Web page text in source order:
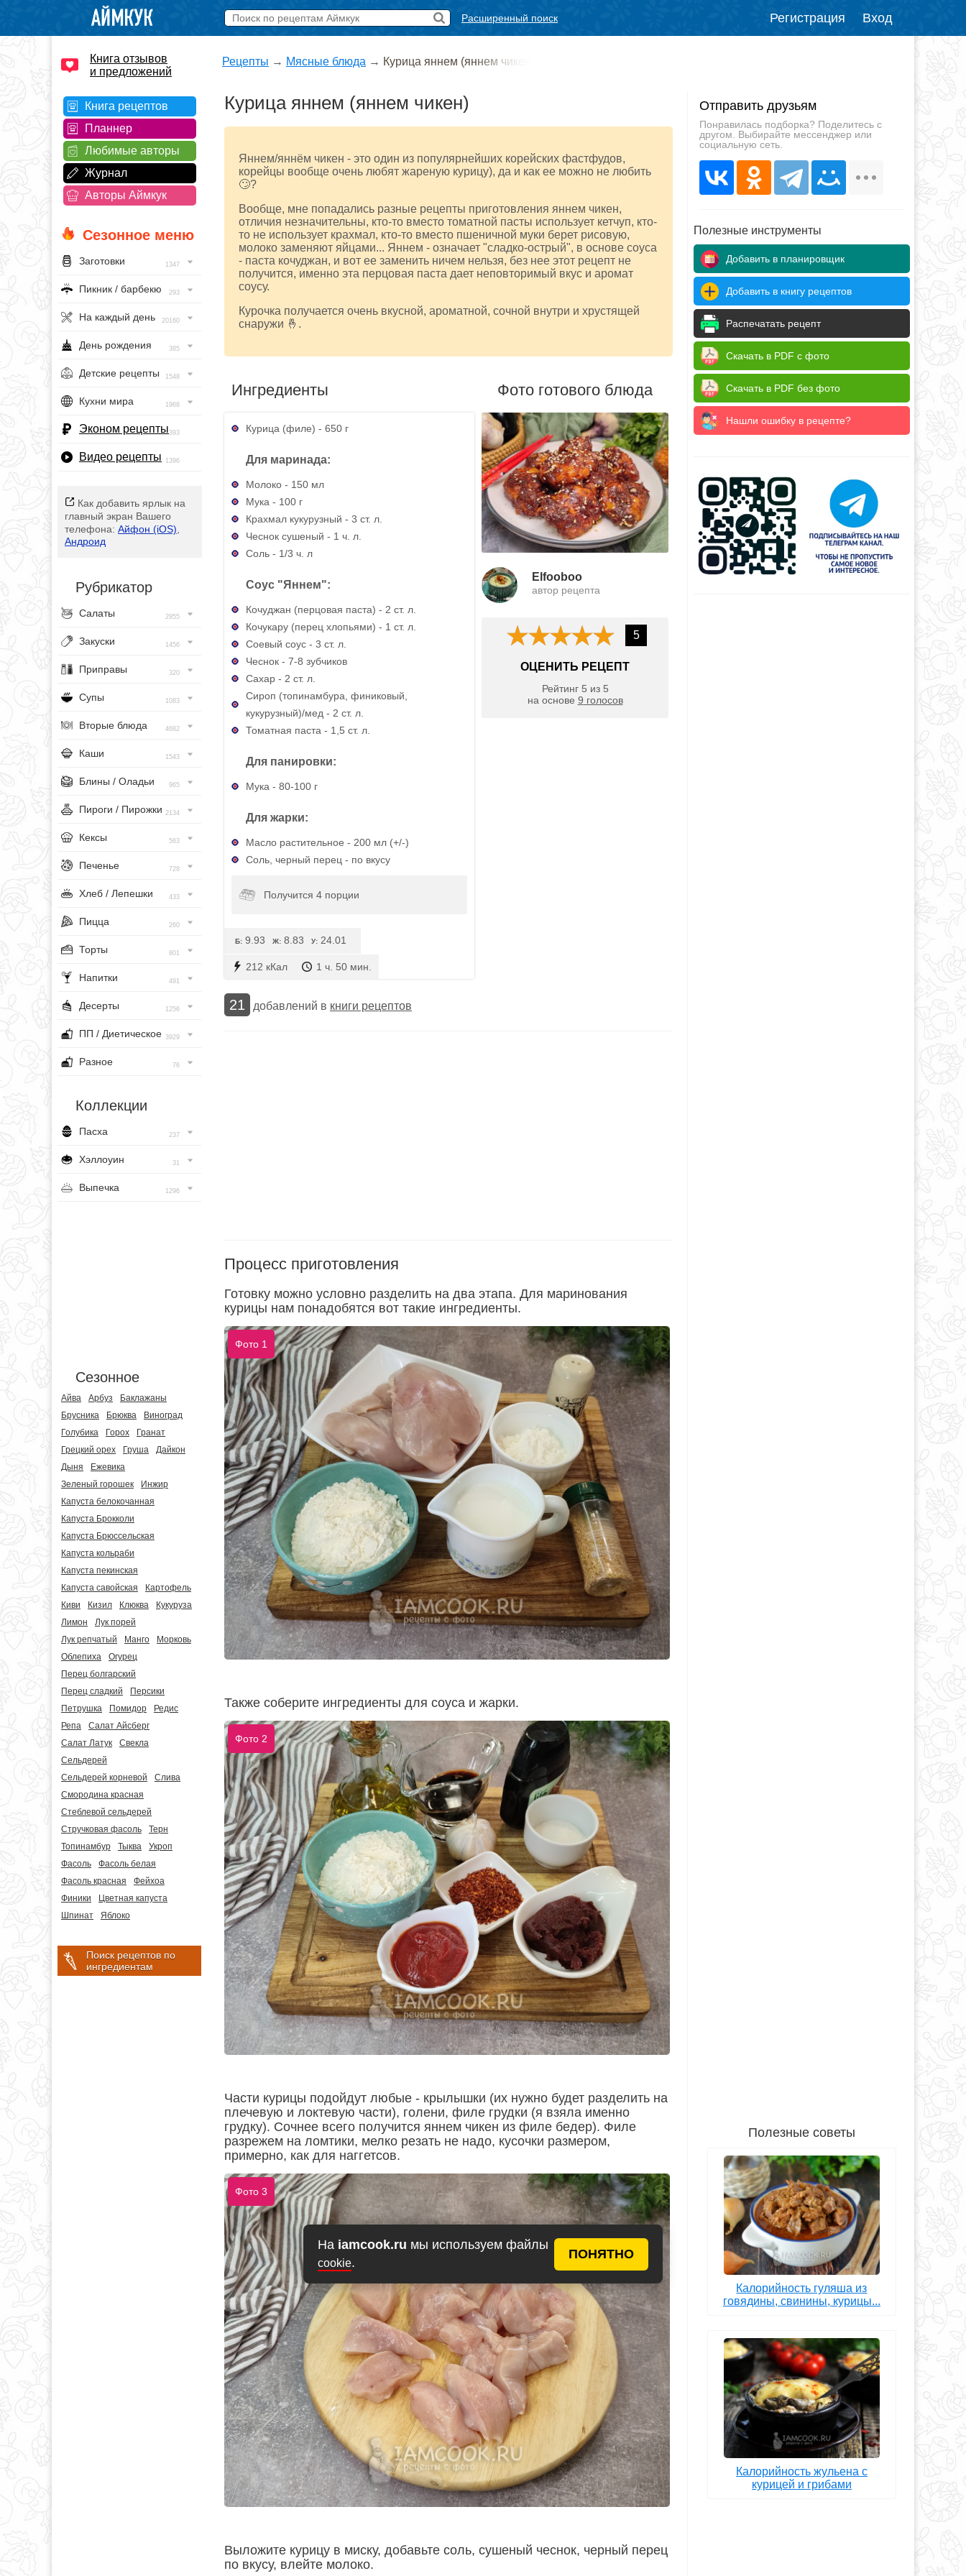
На iamcook.ru мы используем файлы
cookie.
ПОНЯТНО
Расширенный поиск Регистрация Вход
Книга отзывов
и предложений
Книга рецептов
Планнер
Любимые авторы
Журнал
Авторы Аймкук
Сезонное меню
Заготовки 1347
Пикник / барбекю 293
На каждый день 20160
День рождения 385
Детские рецепты 1548
Кухни мира 1968
Эконом рецепты393
Видео рецепты 1396
Как добавить ярлык на
главный экран Вашего
телефона: Айфон (iOS)
Андроид
Рубрикатор
Салаты 2955
Закуски 1456
Приправы 320
Супы 1083
Вторые блюда 4682
Каши 1543
Блины / Оладьи 965
Пироги / Пирожки 2134
Кексы 563
Печенье 728
Хлеб / Лепешки 433
Пицца 260
Торты 801
Напитки 491
Десерты 1256
ПП / Диетическое 3929
Разное 76
Коллекции
Пасха 237
Хэллоуин 31
Выпечка 1296
Сезонное
Айва Арбуз
Баклажаны
Брусника
Брюква
Виноград
Голубика
Горох
Гранат
Грецкий орех
Груша
Дайкон
Дыня
Ежевика
Зеленый горошек
Инжир
Капуста белокочанная
Капуста Брокколи
Капуста Брюссельская
Капуста кольраби
Капуста пекинская
Капуста савойская
Картофель
Киви
Кизил Клюква
Кукуруза
Лимон
Лук порей
Лук репчатый
Манго
Морковь
Облепиха
Огурец
Перец болгарский
Перец сладкий
Персики
Петрушка
Помидор
Редис
Репа
Салат Айсберг
Салат Латук
Свекла
Сельдерей
Сельдерей корневой
Слива
Смородина красная
Стеблевой сельдерей
Стручковая фасоль
Терн
Топинамбур
Тыква
Укроп
Фасоль
Фасоль белая
Фасоль красная
Фейхоа
Финики
Цветная капуста
Шпинат
Яблоко
Поиск рецептов по
ингредиентам
Рецепты → Мясные блюда → Курица яннем (яннем чикен)
Курица яннем (яннем чикен)
Яннем/яннём чикен - это один из популярнейших корейских фастфудов,
корейцы вообще очень любят жареную курицу), да и как ее можно не любить
🙄?
Вообще, мне попадались разные рецепты приготовления яннем чикен,
отличия незначительны, кто-то вместо томатной пасты использует кетчуп, кто-
то не использует крахмал, кто-то вместо пшеничной муки берет рисовую,
молоко заменяют яйцами... Яннем - означает "сладко-острый", в основе соуса
- паста кочуджан, и вот ее заменить ничем нельзя, без нее этот рецепт не
получится, именно эта перцовая паста дает неповторимый вкус и аромат
соусу.
Курочка получается очень вкусной, ароматной, сочной внутри и хрустящей
снаружи 🤞.
Ингредиенты
Курица (филе) - 650 г
Для маринада:
Молоко - 150 мл
Мука - 100 г
Крахмал кукурузный - 3 ст. л.
Чеснок сушеный - 1 ч. л.
Соль - 1/3 ч. л
Соус "Яннем":
Кочуджан (перцовая паста) - 2 ст. л.
Кочукару (перец хлопьями) - 1 ст. л.
Соевый соус - 3 ст. л.
Чеснок - 7-8 зубчиков
Сахар - 2 ст. л.
Сироп (топинамбура, финиковый,
кукурузный)/мед - 2 ст. л.
Томатная паста - 1,5 ст. л.
Для панировки:
Мука - 80-100 г
Для жарки:
Масло растительное - 200 мл (+/-)
Соль, черный перец - по вкусу
Получится 4 порции
212 кКал 1 ч. 50 мин.
Б: 9.93 Ж: 8.83 У: 24.01
Фото готового блюда
Elfooboo
автор рецепта
5
ОЦЕНИТЬ РЕЦЕПТ
Рейтинг 5 из 5
на основе 9 голосов
21 добавлений в книги рецептов
Процесс приготовления
Готовку можно условно разделить на два этапа. Для маринования
курицы нам понадобятся вот такие ингредиенты.
Фото 1
Также соберите ингредиенты для соуса и жарки.
Фото 2
Части курицы подойдут любые - крылышки (их нужно будет разделить на
плечевую и локтевую части), голени, филе грудки (я взяла именно
грудку). Сочнее всего получится яннем чикен из филе бедер). Филе
разрежем на ломтики, мелко резать не надо, кусочки размером,
примерно, как для наггетсов.
Фото 3
Выложите курицу в миску, добавьте соль, сушеный чеснок, черный перец
по вкусу, влейте молоко.
Отправить друзьям
Понравилась подборка? Поделитесь с
другом. Выбирайте мессенджер или
социальную сеть.
Полезные инструменты
Добавить в планировщик
Добавить в книгу рецептов
Распечатать рецепт
Скачать в PDF с фото
Скачать в PDF без фото
Нашли ошибку в рецепте?
Полезные советы
Калорийность гуляша из
говядины, свинины, курицы...
Калорийность жульена с
курицей и грибами